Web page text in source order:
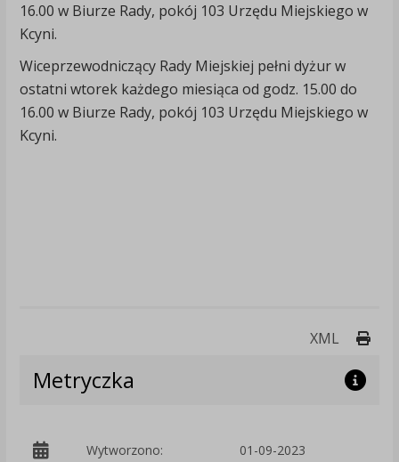
16.00 w Biurze Rady, pokój 103 Urzędu Miejskiego w
Kcyni.
Wiceprzewodniczący Rady Miejskiej pełni dyżur w
ostatni wtorek każdego miesiąca od godz. 15.00 do
16.00 w Biurze Rady, pokój 103 Urzędu Miejskiego w
Kcyni.
XML
Metryczka
Wytworzono: 01-09-2023